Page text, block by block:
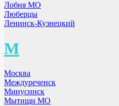
Лобня МО
Люберцы
Ленинск-Кузнецкий
М
Москва
Междуреченск
Минусинск
Мытищи МО